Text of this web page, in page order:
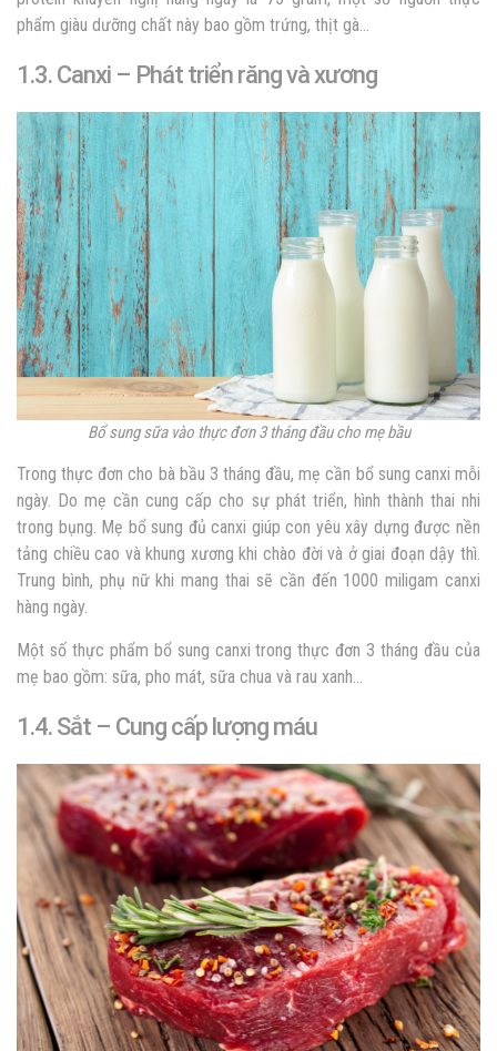
phẩm giàu dưỡng chất này bao gồm trứng, thịt gà…
1.3. Canxi – Phát triển răng và xương
Bổ sung sữa vào thực đơn 3 tháng đầu cho mẹ bầu
Trong thực đơn cho bà bầu 3 tháng đầu, mẹ cần bổ sung canxi mỗi
ngày. Do mẹ cần cung cấp cho sự phát triển, hình thành thai nhi
trong bụng. Mẹ bổ sung đủ canxi giúp con yêu xây dựng được nền
tảng chiều cao và khung xương khi chào đời và ở giai đoạn dậy thì.
Trung bình, phụ nữ khi mang thai sẽ cần đến 1000 miligam canxi
hàng ngày.
Một số thực phẩm bổ sung canxi trong thực đơn 3 tháng đầu của
mẹ bao gồm: sữa, pho mát, sữa chua và rau xanh…
1.4. Sắt – Cung cấp lượng máu